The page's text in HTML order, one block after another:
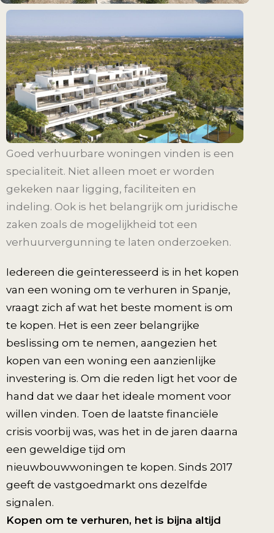
Goed verhuurbare woningen vinden is een
specialiteit. Niet alleen moet er worden
gekeken naar ligging, faciliteiten en
indeling. Ook is het belangrijk om juridische
zaken zoals de mogelijkheid tot een
verhuurvergunning te laten onderzoeken.
Iedereen die geïnteresseerd is in het kopen
van een woning om te verhuren in Spanje,
vraagt zich af wat het beste moment is om
te kopen. Het is een zeer belangrijke
beslissing om te nemen, aangezien het
kopen van een woning een aanzienlijke
investering is. Om die reden ligt het voor de
hand dat we daar het ideale moment voor
willen vinden. Toen de laatste financiële
crisis voorbij was, was het in de jaren daarna
een geweldige tijd om
nieuwbouwwoningen te kopen. Sinds 2017
geeft de vastgoedmarkt ons dezelfde
signalen.
Kopen om te verhuren, het is bijna altijd